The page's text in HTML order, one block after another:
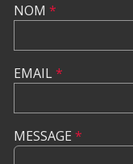
NOM *
EMAIL*
MESSAGE *